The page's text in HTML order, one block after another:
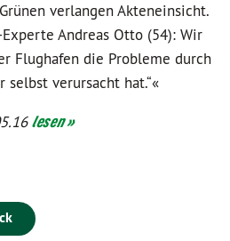
verlangen Akteneinsicht.
Experte Andreas Otto (54): Wir
Flughafen die Probleme durch
selbst verursacht hat.“«
lesen »